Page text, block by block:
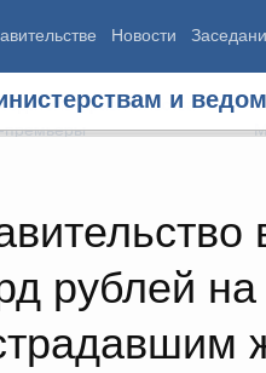
Новости
и
рублей
Правительства
премьеры
Демография
Здоровье
Культура